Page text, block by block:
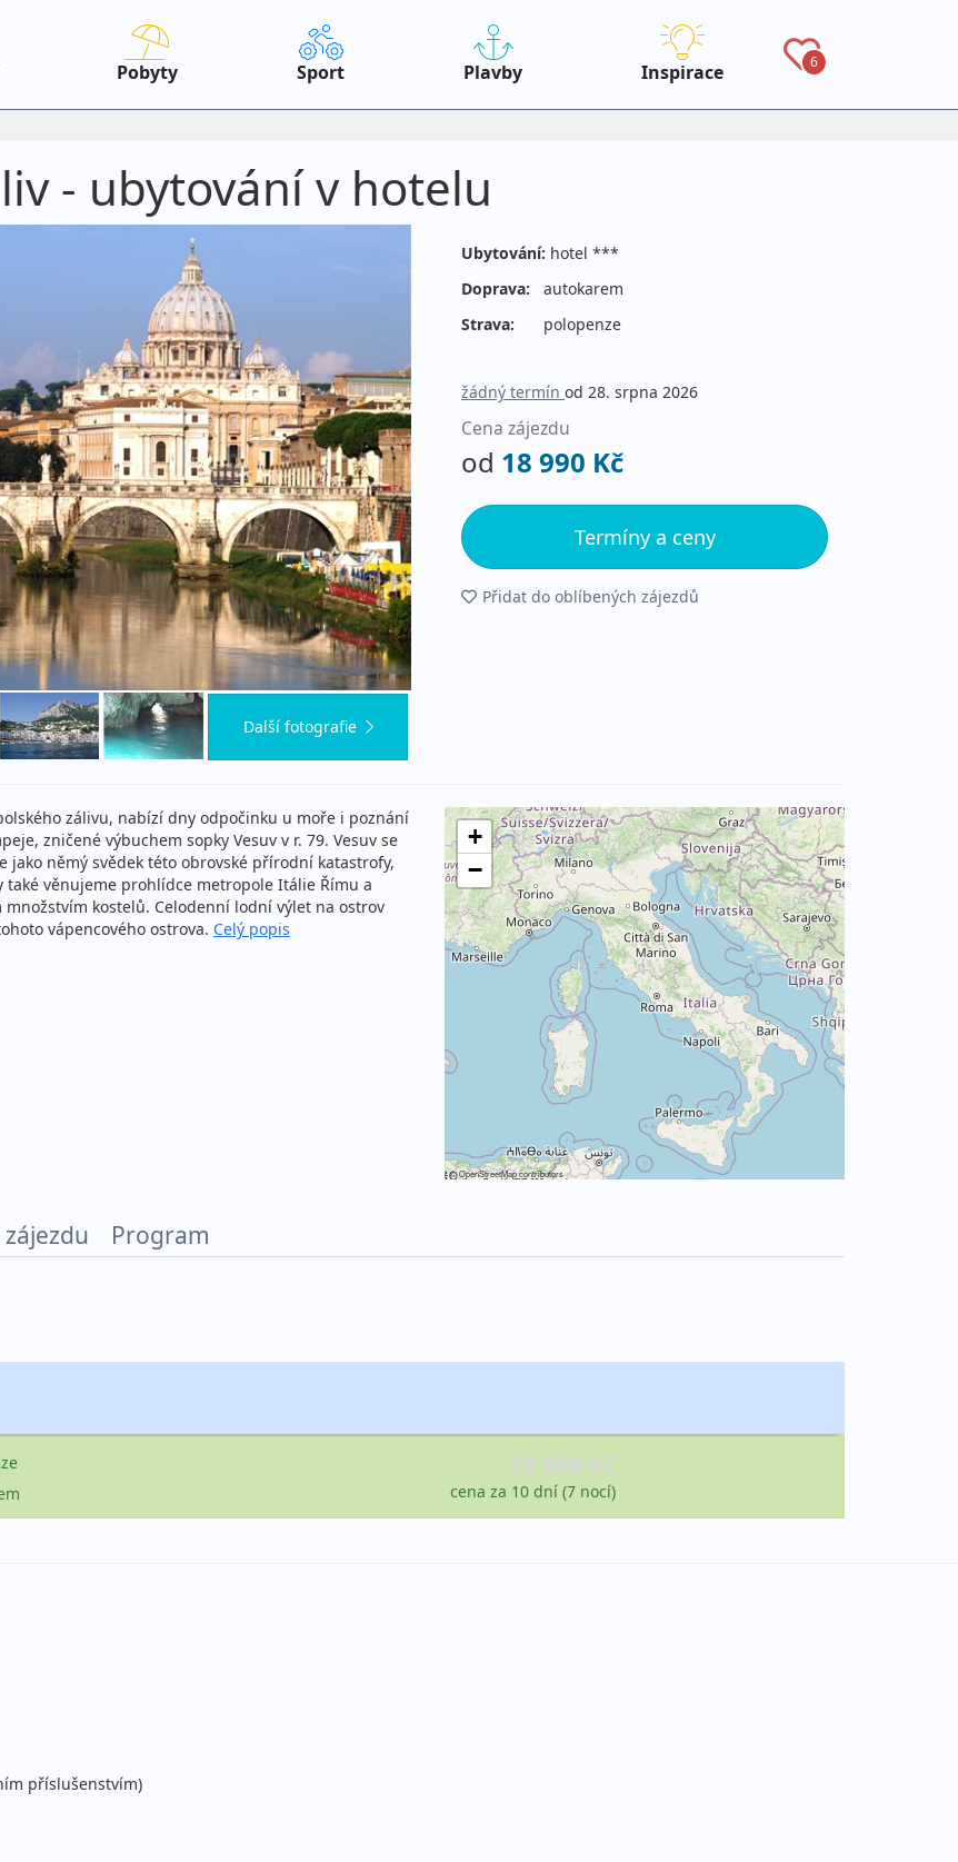
Pobyty Sport Plavby Inspirace 6
- ubytování v hotelu
Další fotografie
Ubytování: hotel ***
Doprava:
autokarem
Strava:
polopenze
žádný termín od 28. srpna 2026
Cena zájezdu
od 18 990 Kč
Termíny a ceny
Přidat do oblíbených zájezdů
zálivu, nabízí dny odpočinku u moře i poznání
zničené výbuchem sopky Vesuv v r. 79. Vesuv se
němý svědek této obrovské přírodní katastrofy,
věnujeme prohlídce metropole Itálie Římu a
kostelů. Celodenní lodní výlet na ostrov
vápencového ostrova. Celý popis
+
−
©OpenStreetMapcontributors
zájezdu Program
18 990 Kč
cena za 10 dní (7 nocí)
příslušenstvím)